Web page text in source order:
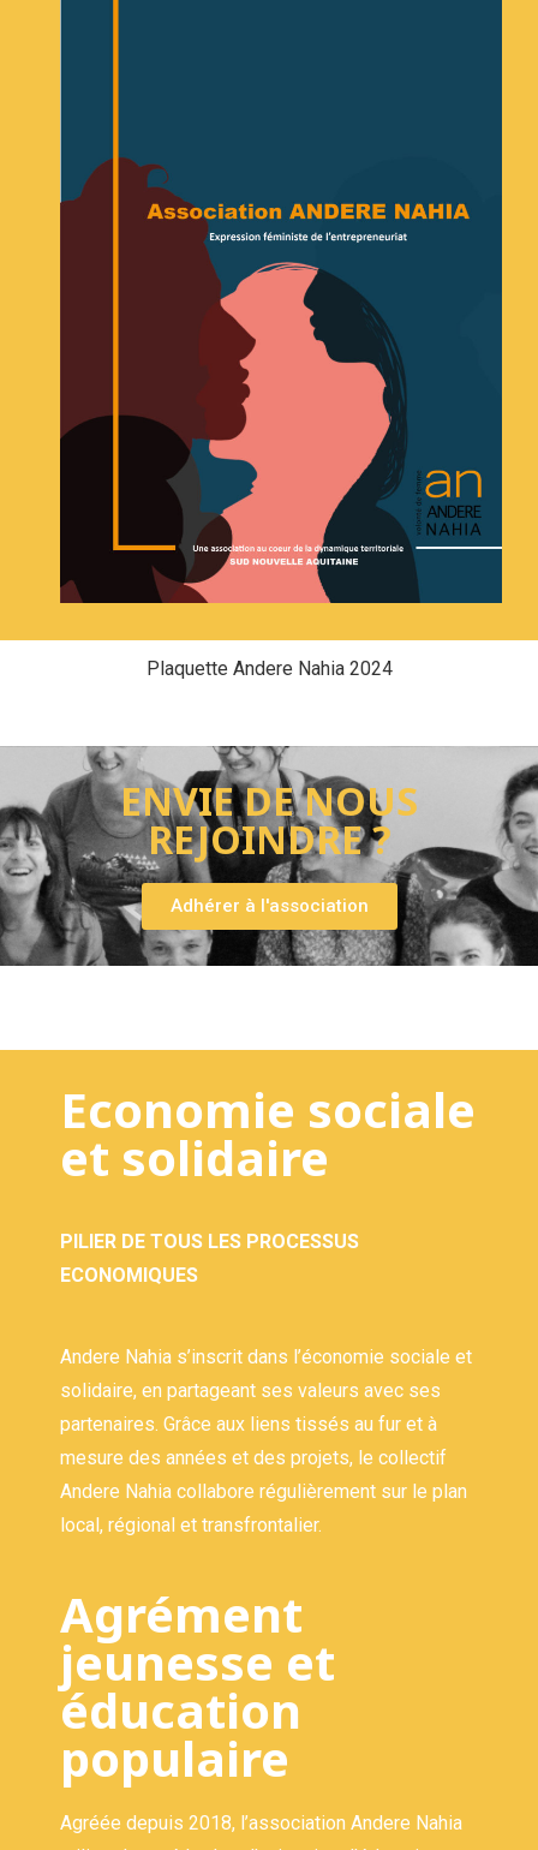
Plaquette Andere Nahia 2024
ENVIE DE NOUS
REJOINDRE ?
Adhérer à l'association
Economie sociale
et solidaire
PILIER DE TOUS LES PROCESSUS
ECONOMIQUES
Andere Nahia s’inscrit dans l’économie sociale et
solidaire, en partageant ses valeurs avec ses
partenaires. Grâce aux liens tissés au fur et à
mesure des années et des projets, le collectif
Andere Nahia collabore régulièrement sur le plan
local, régional et transfrontalier.
Agrément
jeunesse et
éducation
populaire
Agréée depuis 2018, l’association Andere Nahia